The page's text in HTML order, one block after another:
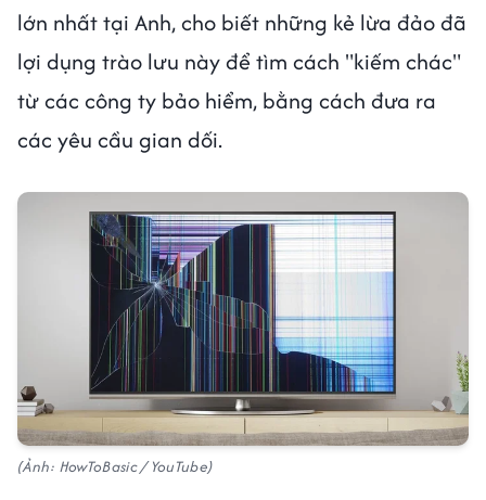
lớn nhất tại Anh, cho biết những kẻ lừa đảo đã
lợi dụng trào lưu này để tìm cách "kiếm chác"
từ các công ty bảo hiểm, bằng cách đưa ra
các yêu cầu gian dối.
(Ảnh: HowToBasic / YouTube)